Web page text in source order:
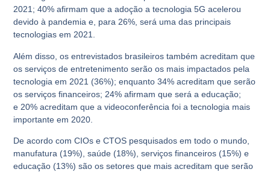
2021;40% afirmam que a adoção a tecnologia 5G acelerou
devido à pandemia e, para26%, será uma das principais
tecnologias em 2021.
Além disso, os entrevistados brasileiros também acreditam que
os serviços de entretenimento serão os mais impactados pela
tecnologia em 2021 (36%); enquanto34% acreditam que serão
os serviços financeiros; 24% afirmam que será a educação;
e 20% acreditam que a videoconferência foi a tecnologia mais
importante em 2020.
De acordo com CIOs e CTOS pesquisados em todo o mundo,
manufatura (19%), saúde (18%), serviços financeiros (15%) e
educação (13%) são os setores que mais acreditam que serão